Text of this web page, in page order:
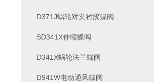
D371J蜗轮对夹衬胶蝶阀
SD341X伸缩蝶阀
D341X蜗轮法兰蝶阀
D941W电动通风蝶阀